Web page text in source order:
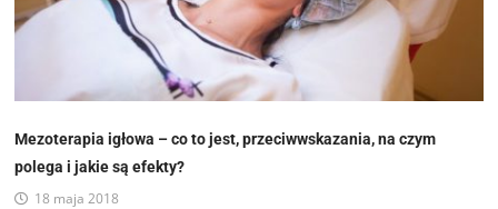
Mezoterapia igłowa – co to jest, przeciwwskazania, na czym
polega i jakie są efekty?
18 maja 2018